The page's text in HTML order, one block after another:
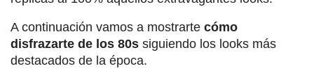
A continuación vamos a mostrarte cómo
disfrazarte de los 80s siguiendo los looks más
destacados de la época.